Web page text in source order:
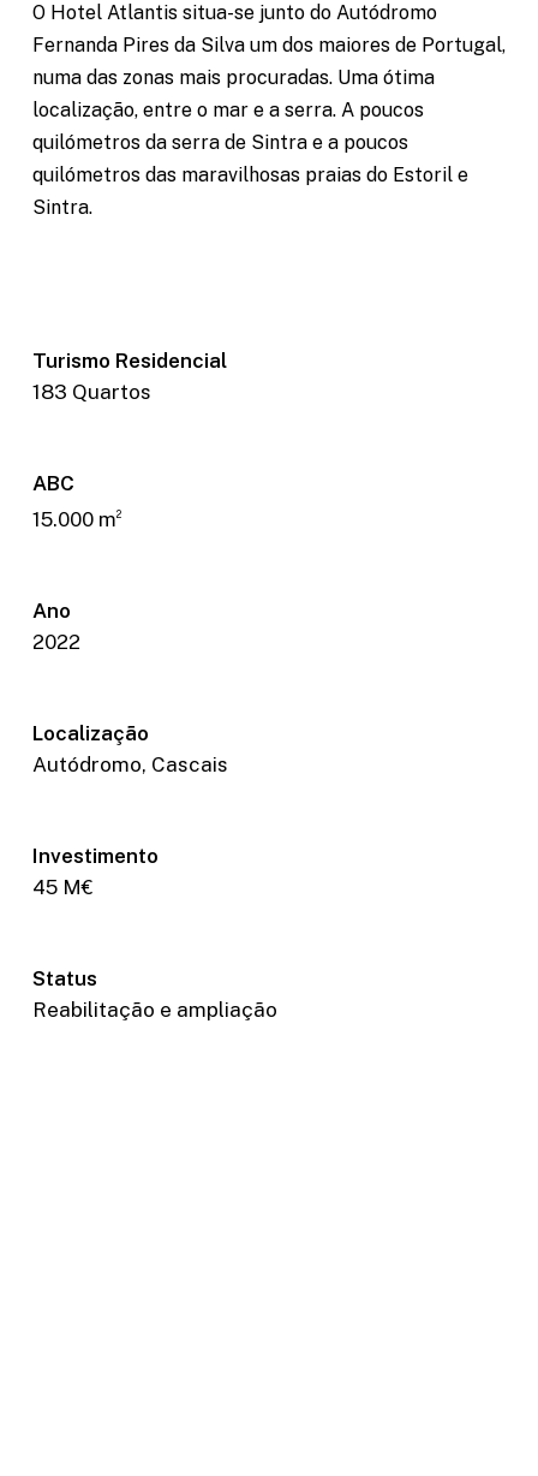
O Hotel Atlantis situa-se junto do Autódromo
Fernanda Pires da Silva um dos maiores de Portugal,
numa das zonas mais procuradas. Uma ótima
localização, entre o mar e a serra. A poucos
quilómetros da serra de Sintra e a poucos
quilómetros das maravilhosas praias do Estoril e
Sintra.
Turismo Residencial
183 Quartos
ABC
15.000 m2
Ano
2022
Localização
Autódromo, Cascais
Investimento
45 M€
Status
Reabilitação e ampliação
cookies are
not optional.
They are
to function.
us to
improve the
structure,
based on
how the